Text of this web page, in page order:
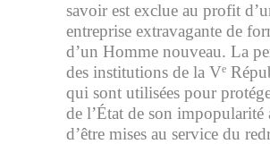
savoir est exclue au profit
entreprise extravagante de
d’un Homme nouveau. La
des institutions de la Ve
qui sont utilisées pour
de l’État de son impopularité
d’être mises au service du